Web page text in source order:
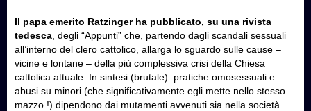
Il papa emerito Ratzinger ha pubblicato, su una rivista
tedesca , degli “Appunti” che, partendo dagli scandali sessuali
all’interno del clero cattolico, allarga lo sguardo sulle cause –
vicine e lontane – della più complessiva crisi della Chiesa
cattolica attuale. In sintesi (brutale): pratiche omosessuali e
abusi su minori (che significativamente egli mette nello stesso
mazzo !) dipendono dai mutamenti avvenuti sia nella società